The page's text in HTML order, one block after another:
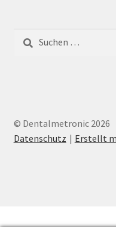
nach:
© Dentalmetronic 2026
Datenschutz
Erstellt